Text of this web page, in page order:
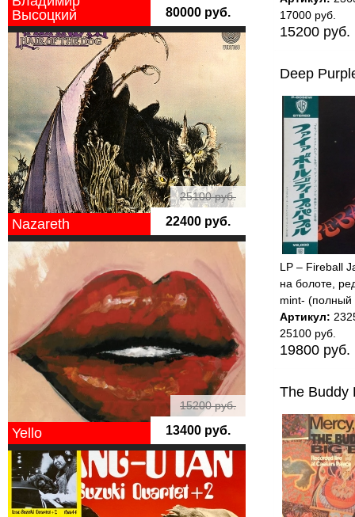
Высоцкий
80000 руб.
25100 руб.
Nazareth 22400 руб.
15200 руб.
Yello 13400 руб.
17000 руб.
15200 руб.
Deep
LP – Fireball
на болоте,
mint- (полный
Артикул:
25100 руб.
19800 руб.
The Buddy